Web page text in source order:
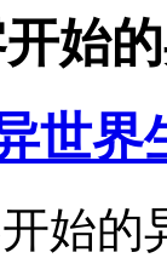
始
世界
始的